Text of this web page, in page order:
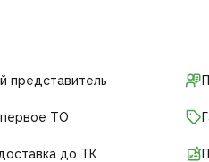
представитель
ТО
до ТК